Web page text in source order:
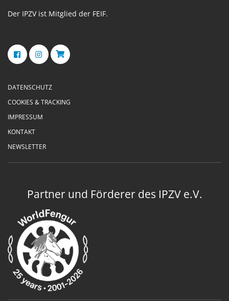
Der IPZV ist Mitglied der FEIF.
DATENSCHUTZ
COOKIES & TRACKING
IMPRESSUM
KONTAKT
NEWSLETTER
Partner und Förderer des IPZV e.V.